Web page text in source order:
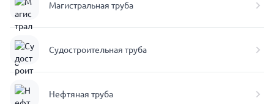
Магистральная труба
Судостроительная труба
Нефтяная труба